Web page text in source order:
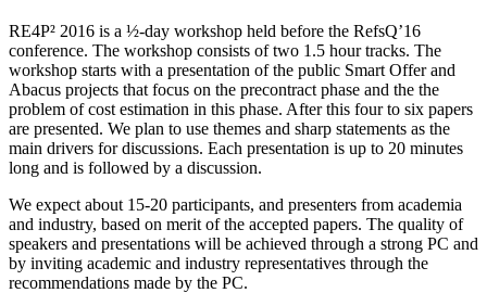
RE4P² 2016 is a ½-day workshop held before the RefsQ’16
conference. The workshop consists of two 1.5 hour tracks. The
workshop starts with a presentation of the public Smart Offer and
Abacus projects that focus on the precontract phase and the the
problem of cost estimation in this phase. After this four to six papers
are presented. We plan to use themes and sharp statements as the
main drivers for discussions. Each presentation is up to 20 minutes
long and is followed by a discussion.
We expect about 15-20 participants, and presenters from academia
and industry, based on merit of the accepted papers. The quality of
speakers and presentations will be achieved through a strong PC and
by inviting academic and industry representatives through the
recommendations made by the PC.